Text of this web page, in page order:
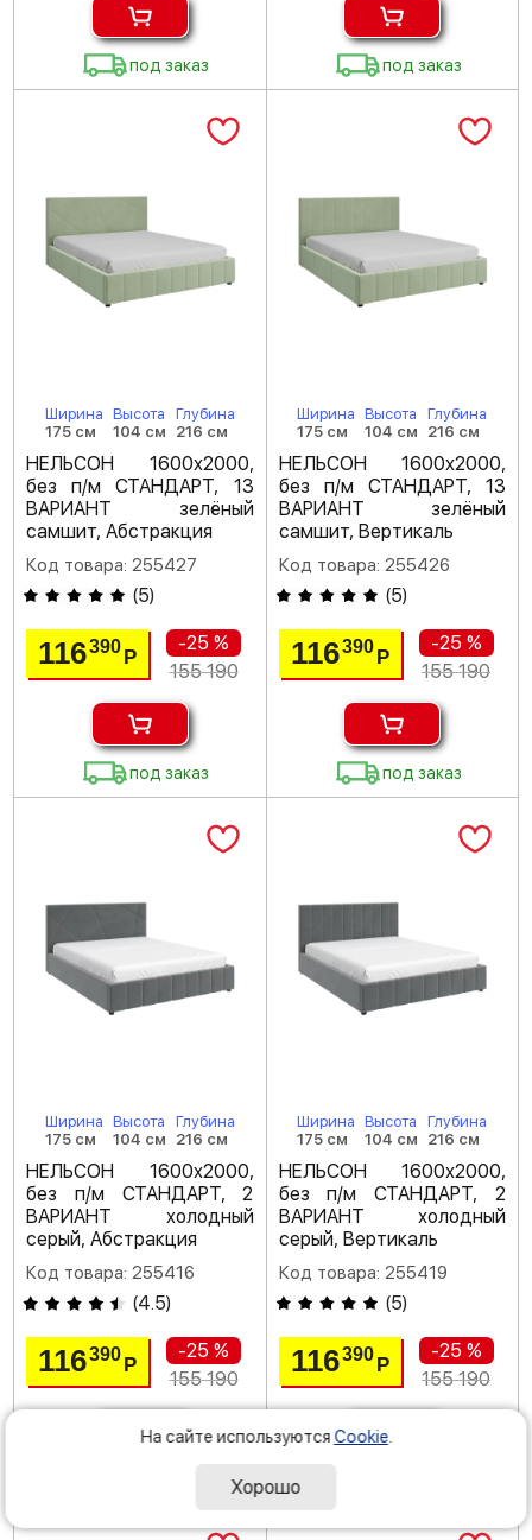
под заказ под заказ
Ширина
175 см
Высота
104 см
Глубина
216 см
НЕЛЬСОН 1600х2000,
без п/м СТАНДАРТ, 13
ВАРИАНТ зелёный
самшит, Абстракция
Код товара: 255427
(5)
116390Р
-25 %
155 190
под заказ
Ширина
175 см
Высота
104 см
Глубина
216 см
НЕЛЬСОН 1600х2000,
без п/м СТАНДАРТ, 13
ВАРИАНТ зелёный
самшит, Вертикаль
Код товара: 255426
(5)
116390 Р
-25 %
155 190
под заказ
Ширина
175 см
Высота
104 см
Глубина
216 см
НЕЛЬСОН 1600х2000,
без п/м СТАНДАРТ, 2
ВАРИАНТ холодный
серый, Абстракция
Код товара: 255416
(4.5)
116390Р
-25 %
155 190
Ширина
175 см
Высота
104 см
Глубина
216 см
НЕЛЬСОН 1600х2000,
без п/м СТАНДАРТ, 2
ВАРИАНТ холодный
серый, Вертикаль
Код товара: 255419
(5)
116390 Р
-25 %
155 190
На сайте используются Cookie
Хорошо